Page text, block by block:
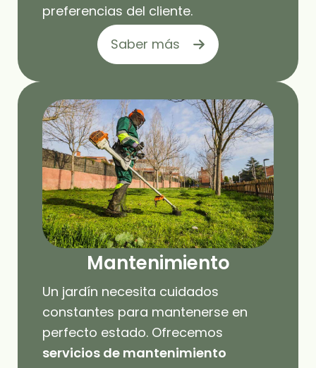
preferencias del cliente.
Saber más
Mantenimiento
Un jardín necesita cuidados
constantes para mantenerse en
perfecto estado. Ofrecemos
servicios de mantenimiento